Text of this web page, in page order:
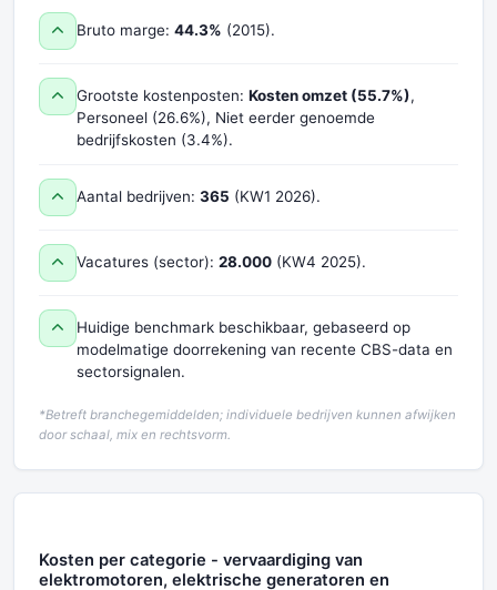
Bruto marge: 44.3% (2015).
Grootste kostenposten: Kosten omzet (55.7%),
Personeel (26.6%), Niet eerder genoemde
bedrijfskosten (3.4%).
Aantal bedrijven: 365 (KW1 2026).
Vacatures (sector): 28.000 (KW4 2025).
Huidige benchmark beschikbaar, gebaseerd op
modelmatige doorrekening van recente CBS-data en
sectorsignalen.
*Betreft branchegemiddelden; individuele bedrijven kunnen afwijken
door schaal, mix en rechtsvorm.
Kosten per categorie - vervaardiging van
elektromotoren, elektrische generatoren en